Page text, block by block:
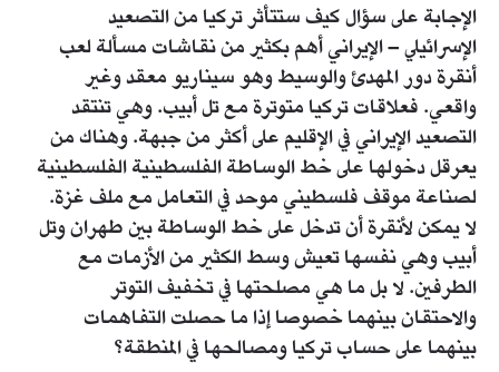
الإجابة على سؤال كيف ستتأثر تركيا من التصعيد
الإسرائيلي – الإيراني أهم بكثير من نقاشات مسألة لعب
أنقرة دور المهدئ والوسيط وهو سيناريو معقد وغير
واقعي. فعلاقات تركيا متوترة مع تل أبيب. وهي تنتقد
التصعيد الإيراني في الإقليم على أكثر من جبهة. وهناك من
يعرقل دخولها على خط الوساطة الفلسطينية الفلسطينية
لصناعة موقف فلسطيني موحد في التعامل مع ملف غزة.
لا يمكن لأنقرة أن تدخل على خط الوساطة بين طهران وتل
أبيب وهي نفسها تعيش وسط الكثير من الأزمات مع
الطرفين. لا بل ما هي مصلحتها في تخفيف التوتر
والاحتقان بينهما خصوصا إذا ما حصلت التفاهمات
بينهما على حساب تركيا ومصالحها في المنطقة؟